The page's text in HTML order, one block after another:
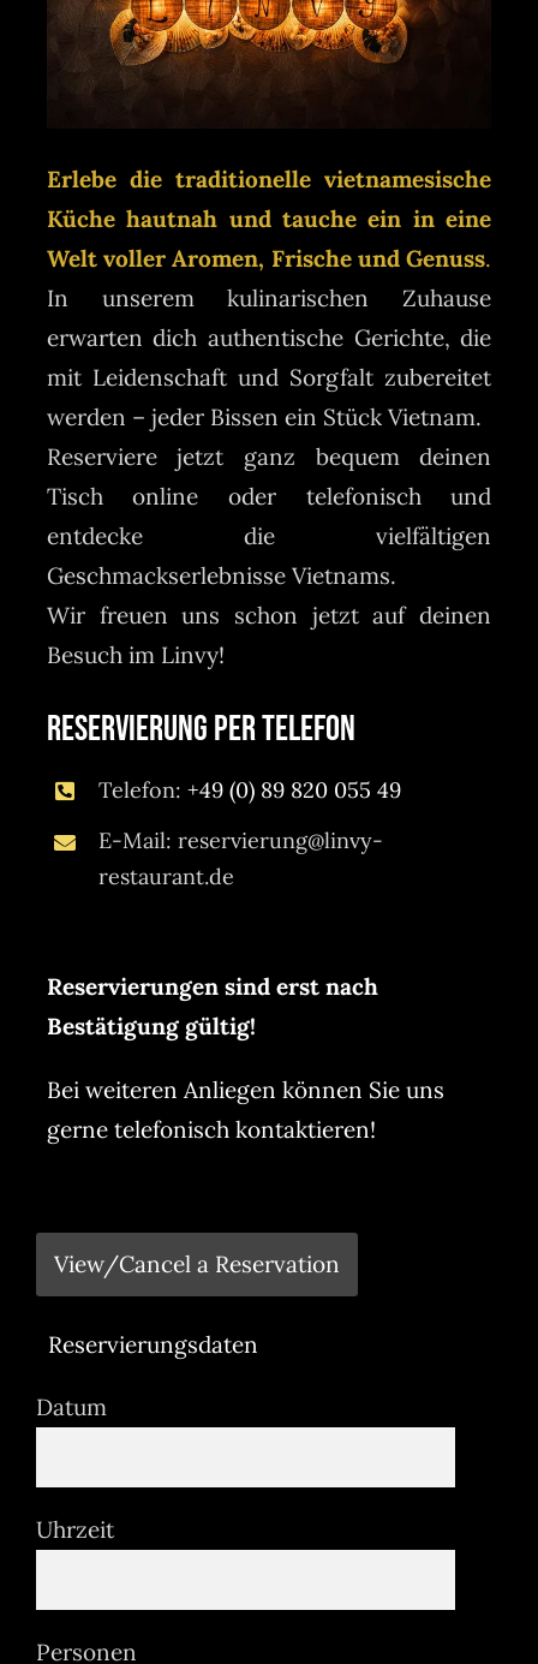
Erlebe die traditionelle vietnamesische
Küche hautnah und tauche ein in eine
Welt voller Aromen, Frische und Genuss.
In unserem kulinarischen Zuhause
erwarten dich authentische Gerichte, die
mit Leidenschaft und Sorgfalt zubereitet
werden – jeder Bissen ein Stück Vietnam.
Reserviere jetzt ganz bequem deinen
Tisch online oder telefonisch und
entdecke die vielfältigen
Geschmackserlebnisse Vietnams.
Wir freuen uns schon jetzt auf deinen
Besuch im Linvy!
Reservierung per Telefon
Telefon: +49 (0) 89 820 055 49
E-Mail: reservierung@linvy-
restaurant.de
Reservierungen sind erst nach
Bestätigung gültig!
Bei weiteren Anliegen können Sie uns
gerne telefonisch kontaktieren!
View/Cancel a Reservation
Reservierungsdaten
Datum
Uhrzeit
Personen